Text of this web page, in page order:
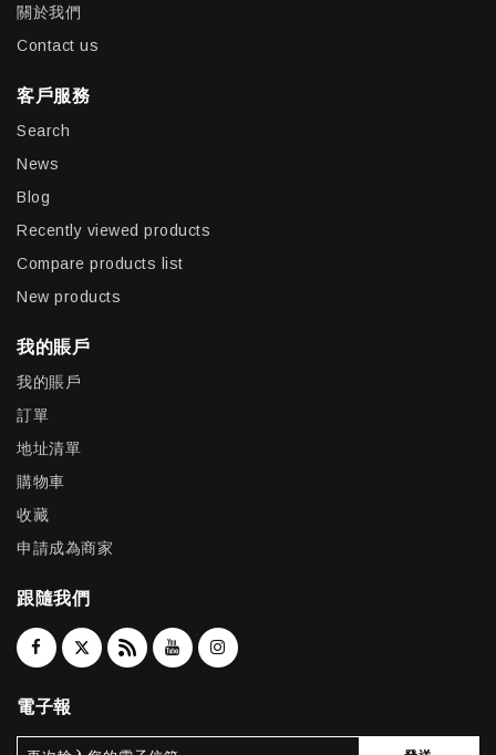
關於我們
Contact us
客戶服務
Search
News
Blog
Recently viewed products
Compare products list
New products
我的賬戶
我的賬戶
訂單
地址清單
購物車
收藏
申請成為商家
跟隨我們
電子報